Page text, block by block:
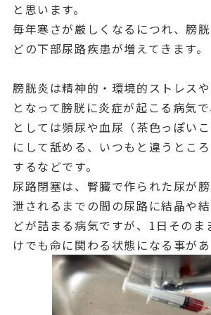
と思います。
毎年寒さが厳しくなるにつれ、膀
どの下部尿路疾患が増えてきます。
膀胱炎は精神的・環境的ストレス
となって膀胱に炎症が起こる病気
としては頻尿や血尿（茶色っぽい
にして舐める、いつもと違うとこ
するなどです。
尿路閉塞は、腎臓で作られた尿が
泄されるまでの間の尿路に結晶や
どが詰まる病気ですが、1日そのま
けでも命に関わる状態になる事があ